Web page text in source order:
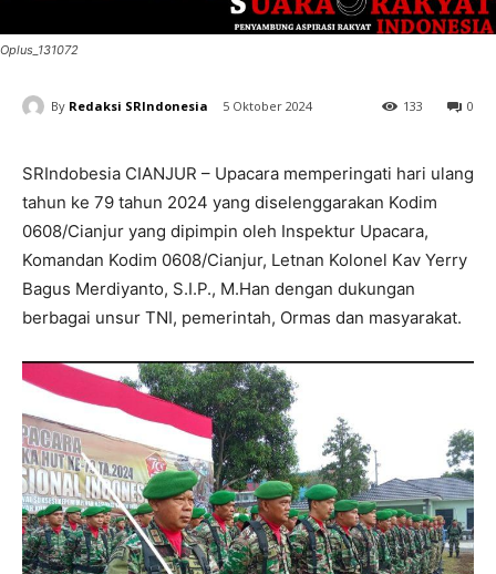
Oplus_131072
By Redaksi SRIndonesia 5 Oktober 2024 0
133
SRIndobesia CIANJUR – Upacara memperingati hari ulang
tahun ke 79 tahun 2024 yang diselenggarakan Kodim
0608/Cianjur yang dipimpin oleh Inspektur Upacara,
Komandan Kodim 0608/Cianjur, Letnan Kolonel Kav Yerry
Bagus Merdiyanto, S.I.P., M.Han dengan dukungan
berbagai unsur TNI, pemerintah, Ormas dan masyarakat.